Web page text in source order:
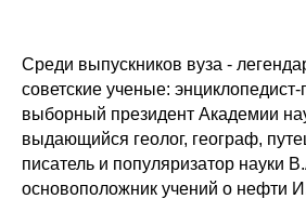
Среди выпускников вуза -
советские ученые: энциклопедист-
выборный президент Академии
выдающийся геолог, географ,
писатель и популяризатор науки
основоположник учений о нефти